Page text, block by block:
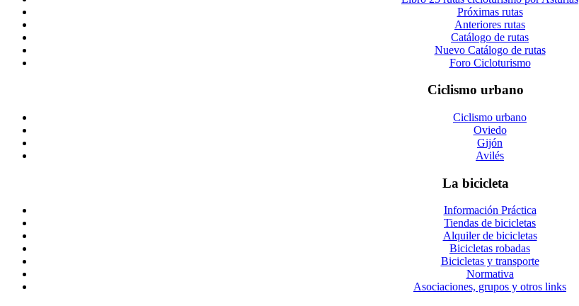
Próximas rutas
Anteriores rutas
Catálogo de rutas
Nuevo Catálogo de rutas
Foro Cicloturismo
Ciclismo urbano
Ciclismo urbano
Oviedo
Gijón
Avilés
La bicicleta
Información Práctica
Tiendas de bicicletas
Alquiler de bicicletas
Bicicletas robadas
Bicicletas y transporte
Normativa
Asociaciones, grupos y otros links